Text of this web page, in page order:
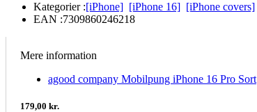
Kategorier :[iPhone] [iPhone 16] [iPhone covers]
EAN :7309860246218
Mere information
agood company Mobilpung iPhone 16 Pro Sort
179,00 kr.